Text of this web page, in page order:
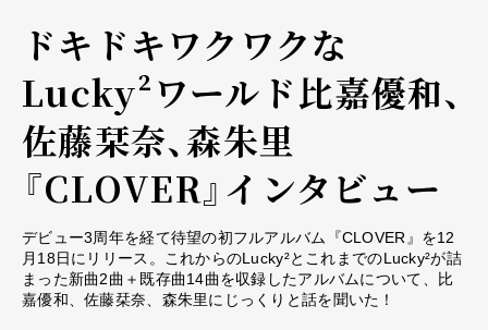
ドキドキワクワクな
Lucky²ワールド――比嘉優和、
佐藤栞奈、森朱里
『CLOVER』インタビュー
デビュー3周年を経て待望の初フルアルバム『CLOVER』を12
月18日にリリース。これからのLucky²とこれまでのLucky²が詰
まった新曲2曲＋既存曲14曲を収録したアルバムについて、比
嘉優和、佐藤栞奈、森朱里にじっくりと話を聞いた！